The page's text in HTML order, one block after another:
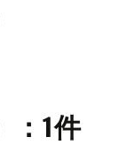
：1件